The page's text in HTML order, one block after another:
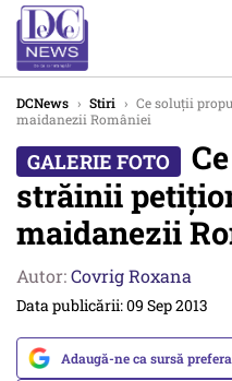
DCNews › Stiri › Ce soluții
maidanezii României
străinii
maidanezii
Autor:Covrig Roxana
Data publicării: 09 Sep 2013
Adaugă-ne ca sursă